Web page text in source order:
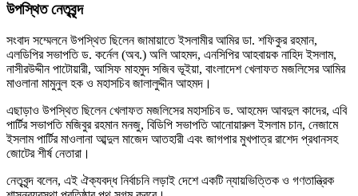
উপস্থিত নেতৃবৃন্দ
সংবাদ সম্মেলনে উপস্থিত ছিলেন জামায়াতে ইসলামীর আমির ডা. শফিকুর রহমান,
এলডিপির সভাপতি ড. কর্নেল (অব.) অলি আহমদ, এনসিপির আহবায়ক নাহিদ ইসলাম,
নাসীরউদ্দীন পাটোয়ারী, আসিফ মাহমুদ সজিব ভূইয়া, বাংলাদেশ খেলাফত মজলিসের আমির
মাওলানা মামুনুল হক ও মহাসচিব জালালুদ্দীন আহমদ।
এছাড়াও উপস্থিত ছিলেন খেলাফত মজলিসের মহাসচিব ড. আহমেদ আবদুল কাদের, এবি
পার্টির সভাপতি মজিবুর রহমান মনজু, বিডিপি সভাপতি আনোয়ারুল ইসলাম চান, নেজামে
ইসলাম পার্টির মাওলানা আব্দুল মাজেদ আতহারী এবং জাগপার মুখপাত্র রাশেদ প্রধানসহ
জোটের শীর্ষ নেতারা।
নেতৃবৃন্দ বলেন, এই ঐক্যবদ্ধ নির্বাচনি লড়াই দেশে একটি ন্যায়ভিত্তিক ও গণতান্ত্রিক